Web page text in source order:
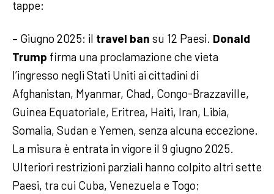
tappe:
– Giugno 2025: il travel ban su 12 Paesi. Donald
Trump firma una proclamazione che vieta
l’ingresso negli Stati Uniti ai cittadini di
Afghanistan, Myanmar, Chad, Congo-Brazzaville,
Guinea Equatoriale, Eritrea, Haiti, Iran, Libia,
Somalia, Sudan e Yemen, senza alcuna eccezione.
La misura è entrata in vigore il 9 giugno 2025.
Ulteriori restrizioni parziali hanno colpito altri sette
Paesi, tra cui Cuba, Venezuela e Togo;